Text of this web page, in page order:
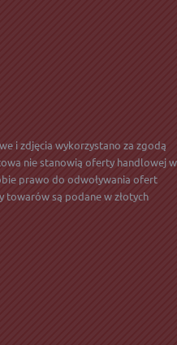
i zdjęcia wykorzystano za zgodą
nie stanowią oferty handlowej w
prawo do odwoływania ofert
towarów są podane w złotych